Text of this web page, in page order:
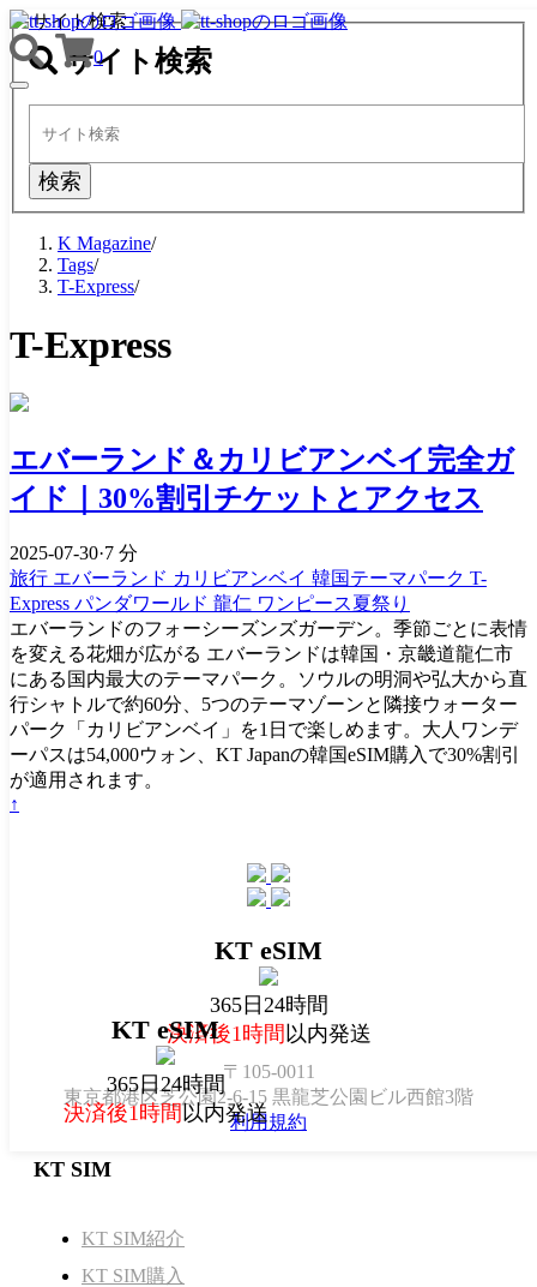
0
TOGGLE
NAVIGATION
KT eSIM
365日24時間
決済後1時間以内発送
サイト検索
サイト検索
検索
K Magazine/
Tags/
T-Express/
T-Express
エバーランド＆カリビアンベイ完全ガ
イド｜30%割引チケットとアクセス
2025-07-30·7 分
旅行 エバーランド カリビアンベイ 韓国テーマパーク T-
Express パンダワールド 龍仁 ワンピース夏祭り
エバーランドのフォーシーズンズガーデン。季節ごとに表情
を変える花畑が広がる エバーランドは韓国・京畿道龍仁市
にある国内最大のテーマパーク。ソウルの明洞や弘大から直
行シャトルで約60分、5つのテーマゾーンと隣接ウォーター
パーク「カリビアンベイ」を1日で楽しめます。大人ワンデ
ーパスは54,000ウォン、KT Japanの韓国eSIM購入で30%割引
が適用されます。
↑
KT eSIM
365日24時間
決済後1時間以内発送
〒105-0011
東京都港区芝公園2-6-15 黒龍芝公園ビル西館3階
利用規約
KT SIM
KT SIM紹介
KT SIM購入